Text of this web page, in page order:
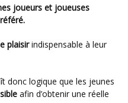
joueurs et joueuses
plaisirindispensable à leur
afin d’obtenir une réelle